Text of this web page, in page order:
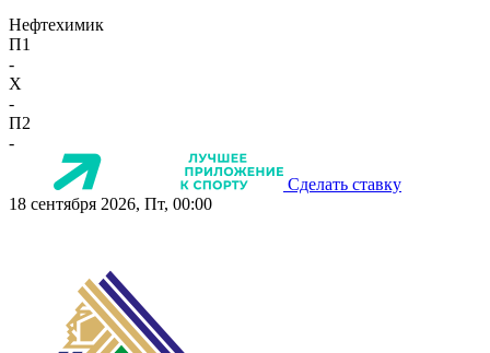
Нефтехимик
П1
-
X
-
П2
-
Сделать ставку
18 сентября 2026, Пт, 00:00